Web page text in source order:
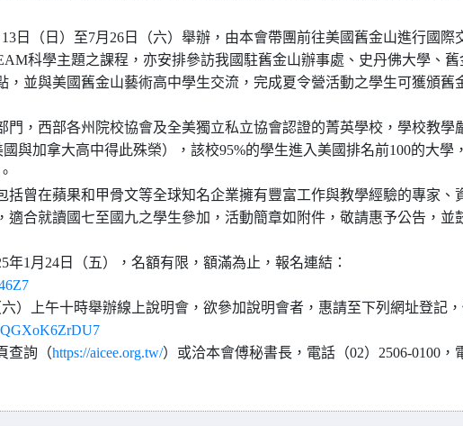
日（日）至7月26日（六）舉辦，由本會帶團前往美國舊金山進行國際
科學主題之課程，亦安排參訪我國駐舊金山辦事處、史丹佛大學、舊
，並與美國舊金山藝術高中學生交流，完成夏令營活動之學生可獲頒舊
門，西部各州院校協會及全美獨立私立協會認證的菁英學校，學校教學
與加拿大高中得此殊榮），該校95%的學生進入美國排名前100的大學
括曾在蘋果和甲骨文等全球知名企業擁有豐富工作與教學經驗的專家、
適合就讀國七至國九之學生參加，活動簡章如附件，敬請惠予公告，並
年1月24日（五），名額有限，額滿為止，報名連結：
）上午十時舉辦線上說明會，欲參加說明會者，惠請至下列網址登記
查詢（https://aicee.org.tw/）或洽本會傅秘書長，電話（02）2506-0100，